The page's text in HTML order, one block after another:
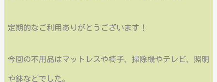
定期的なご利用ありがとうございます！
今回の不用品はマットレスや椅子、掃除機やテレビ、照明
や鉢などでした。